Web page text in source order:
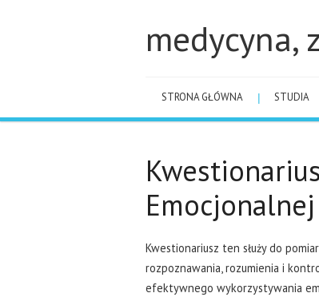
medycyna,
STRONA GŁÓWNA STUDIA
Kwestionariusz ten służy do
rozpoznawania, rozumienia i
efektywnego wykorzystywania